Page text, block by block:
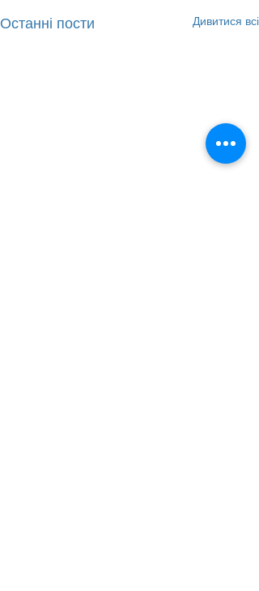
Останні пости Дивитися всі